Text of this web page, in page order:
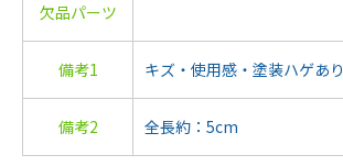
欠品パーツ
備考1 キズ・使用感・塗装ハゲあり
備考2 全長約：5cm